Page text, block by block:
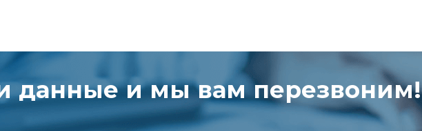
данные и мы вам перезвоним!